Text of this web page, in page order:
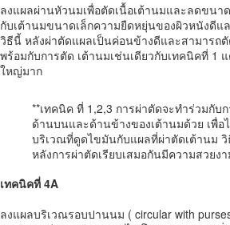
ลงแผลผ่านหัวนมเพื่อตัดเนื้อเต้านมและลดขนา
กับเต้านมขนาดเล็กความยืดหยุ่นของผิวหนังดี
วิธีนี้ หลังผ่าตัดแผลเป็นค่อนข้างดีและสามารถ
พร้อมกับการตัด เต้านมเช่นเดียวกับเทคนิคที่ 1
ใหญ่มาก
**เทคนิค ที่ 1,2,3 การผ่าตัดจะทำร่วมกับ
ด้านบนและด้านข้างของเต้านมด้วย เพื่อ
บริเวณที่ดูดไขมันกับแผลที่ผ่าตัดเต้านม
หลังการผ่าตัดเรียบเสมอกันมีความสวยง
เทคนิคที่ 4A
ลงแผลบริเวณรอบปานนม ( circular with